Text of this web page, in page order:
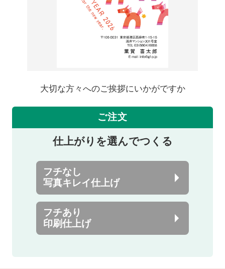
大切な方々へのご挨拶にいかがですか
ご注文
仕上がりを選んでつくる
フチなし
写真キレイ仕上げ
フチあり
印刷仕上げ